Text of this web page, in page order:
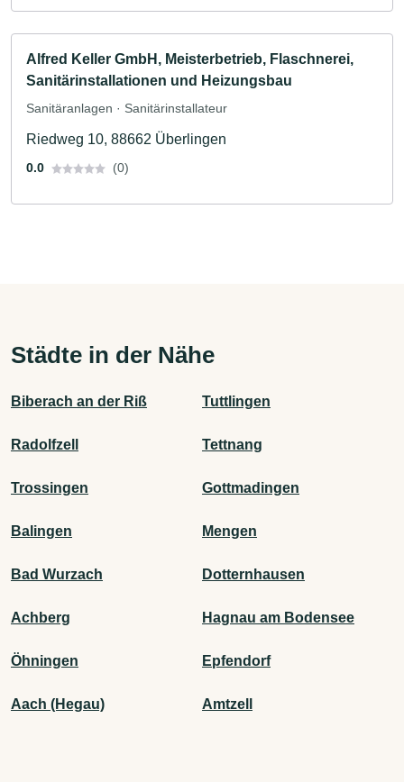
Alfred Keller GmbH, Meisterbetrieb, Flaschnerei,
Sanitärinstallationen und Heizungsbau
Sanitäranlagen · Sanitärinstallateur
Riedweg 10, 88662 Überlingen
0.0 (0)
Städte in der Nähe
Biberach an der Riß Tuttlingen
Radolfzell Tettnang
Trossingen Gottmadingen
Balingen Mengen
Bad Wurzach Dotternhausen
Achberg Hagnau am Bodensee
Öhningen Epfendorf
Aach (Hegau) Amtzell